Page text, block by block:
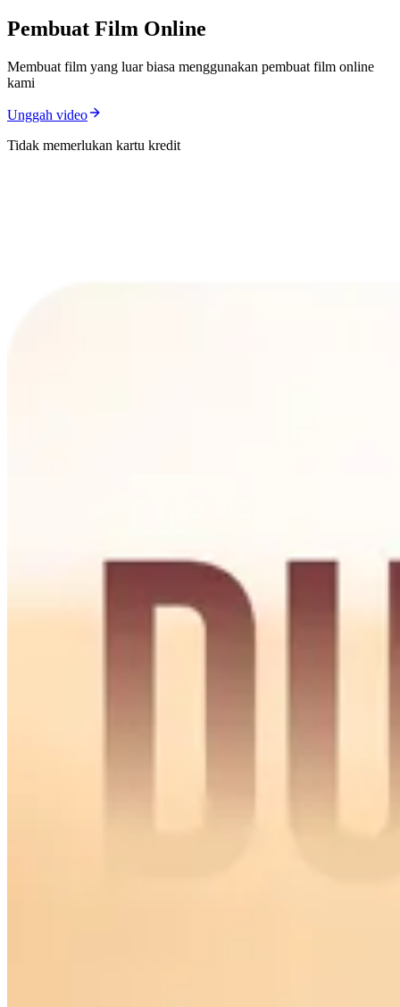
Pembuat Film Online
Membuat film yang luar biasa menggunakan pembuat film online
kami
Unggah video
Tidak memerlukan kartu kredit